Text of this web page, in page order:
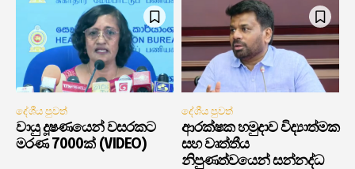
දේශීය පුවත්
වායු දූෂණයෙන් වසරකට
මරණ 7000ක් (VIDEO)
දේශීය පුවත්
ආරක්ෂක හමුදාව විද්‍යාත්මක
සහ වෘත්තීය
නිපුණත්වයෙන් සන්නද්ධ